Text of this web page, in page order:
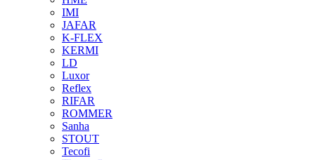
IMI
JAFAR
K-FLEX
KERMI
LD
Luxor
Reflex
RIFAR
ROMMER
Sanha
STOUT
Tecofi